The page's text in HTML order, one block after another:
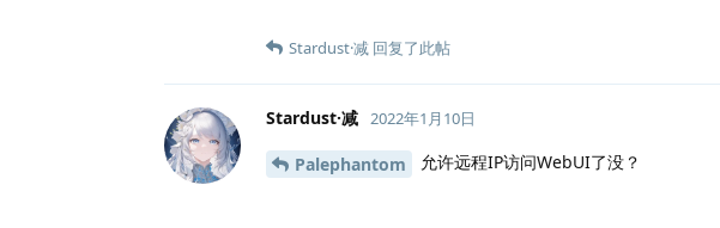
Stardust·减 回复了此帖
Stardust·减 2022年1月10日
Palephantom 允许远程IP访问WebUI了没？